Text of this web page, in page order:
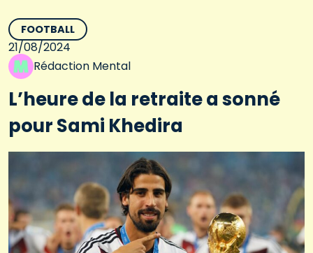
FOOTBALL
21/08/2024
Rédaction Mental
L’heure de la retraite a sonné
pour Sami Khedira